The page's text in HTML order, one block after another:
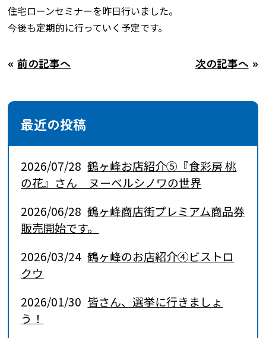
住宅ローンセミナーを昨日行いました。
今後も定期的に行っていく予定です。
«前の記事へ 次の記事へ »
最近の投稿
2026/07/28 鶴ヶ峰お店紹介⑤『食彩房 桃
の花』さん ヌーベルシノワの世界
2026/06/28 鶴ヶ峰商店街プレミアム商品券
販売開始です。
2026/03/24 鶴ヶ峰のお店紹介④ビストロ
クウ
2026/01/30 皆さん、選挙に行きましょ
う！